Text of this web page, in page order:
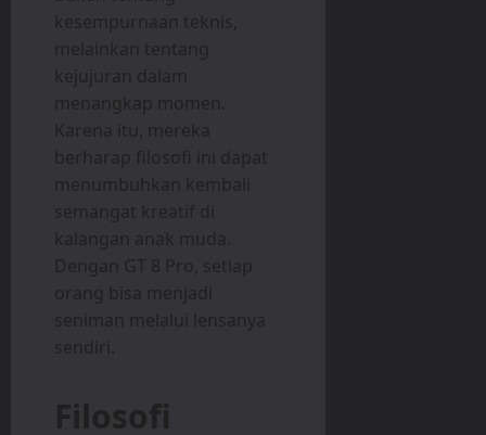
kesempurnaan teknis,
melainkan tentang
kejujuran dalam
menangkap momen.
Karena itu, mereka
berharap filosofi ini dapat
menumbuhkan kembali
semangat kreatif di
kalangan anak muda.
Dengan GT 8 Pro, setiap
orang bisa menjadi
seniman melalui lensanya
sendiri.
Filosofi